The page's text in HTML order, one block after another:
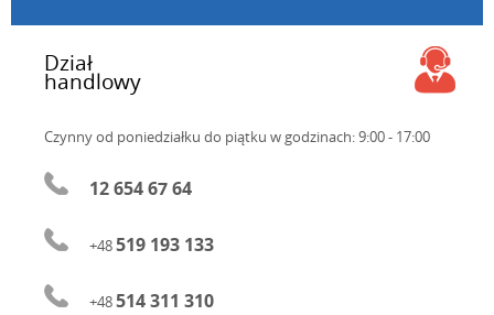
Dział
handlowy
Czynny od poniedziałku do piątku w godzinach: 9:00 - 17:00
12 654 67 64
+48519 193 133
+48514 311 310